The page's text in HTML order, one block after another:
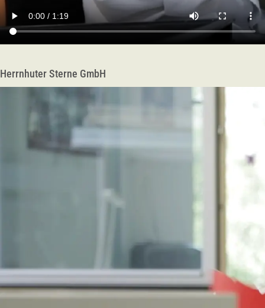
Herrnhuter Sterne GmbH